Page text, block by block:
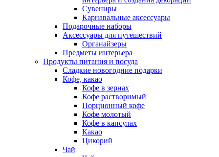
Сувениры
Карнавальные аксессуары
Подарочные наборы
Аксессуары для путешествий
Органайзеры
Предметы интерьера
Продукты питания и посуда
Сладкие новогодние подарки
Кофе, какао
Кофе в зернах
Кофе растворимый
Порционный кофе
Кофе молотый
Кофе в капсулах
Какао
Цикорий
Чай